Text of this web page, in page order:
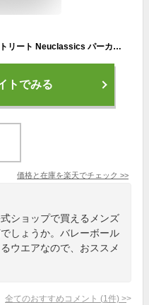
【公式】アディダス adidas 返品可 ストリート Neuclassics パーカー オリジナルス メンズ ウェア・服 トップス パーカー(フーディー) スウェット（トレーナー） 黒 ブラック IP3286 トレーナー p1014
トでみる
価格と在庫を楽天でチェック >>
ショップで買えるメンズ
しょうか。バレーボール
ウエアなので、おススメ
全てのおすすめコメント (1 件) >